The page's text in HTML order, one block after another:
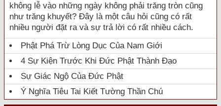
không lễ vào những ngày không phải trăng tròn cũng
như trăng khuyết? Đây là một câu hỏi cũng có rất
nhiều người đặt ra và sự trả lời có rất nhiều cách.
Phật Phá Trừ Lòng Dục Của Nam Giới
4 Sự Kiện Trước Khi Đức Phật Thành Đạo
Sự Giác Ngộ Của Đức Phật
Ý Nghĩa Tiêu Tai Kiết Tường Thần Chú